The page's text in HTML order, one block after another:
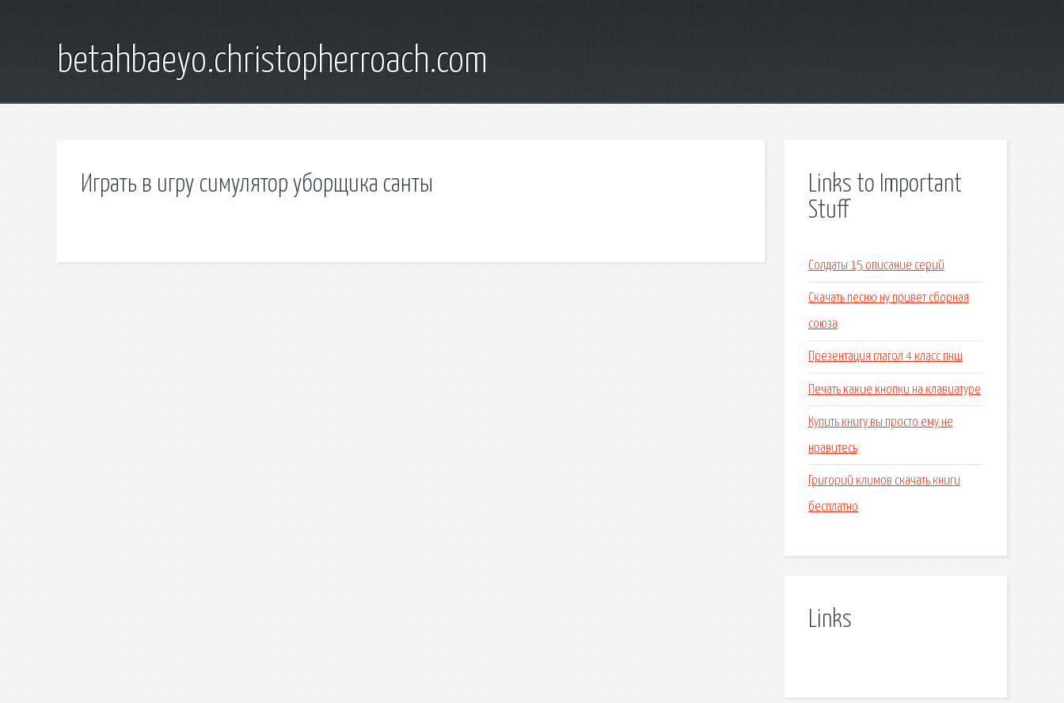
betahbaeyo.christopherroach.com
Играть в игру симулятор уборщика санты
Links to Important
Stuff
Солдаты 15 описание серий
Скачать песню ну привет сборная
союза
Презентация глагол 4 класс пнш
Печать какие кнопки на клавиатуре
Купить книгу вы просто ему не
нравитесь
Григорий климов скачать книги
бесплатно
Links